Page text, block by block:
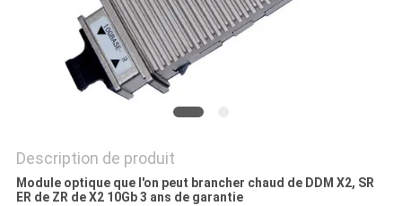
DEMANDEZ
UN DEVIS
SITE
Description de produit
Module optique que l'on peut brancher chaud de DDM X2, SR
ER de ZR de X2 10Gb 3 ans de garantie